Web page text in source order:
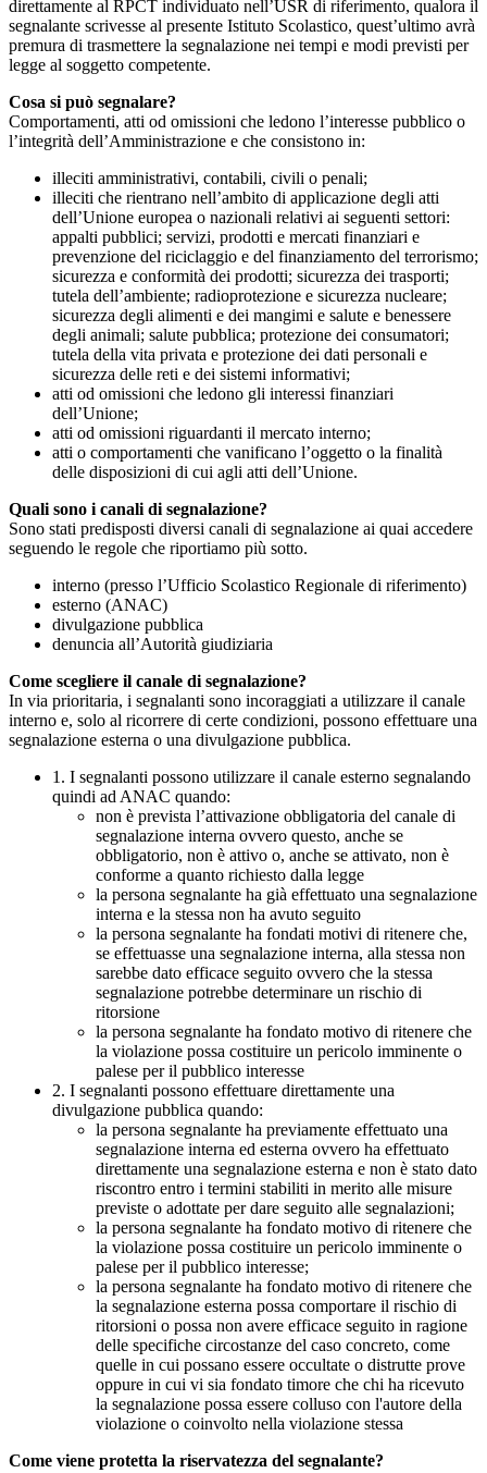
direttamente al RPCT individuato nell’USR di riferimento, qualora il
segnalante scrivesse al presente Istituto Scolastico, quest’ultimo avrà
premura di trasmettere la segnalazione nei tempi e modi previsti per
legge al soggetto competente.
Cosa si può segnalare?
Comportamenti, atti od omissioni che ledono l’interesse pubblico o
l’integrità dell’Amministrazione e che consistono in:
illeciti amministrativi, contabili, civili o penali;
illeciti che rientrano nell’ambito di applicazione degli atti
dell’Unione europea o nazionali relativi ai seguenti settori:
appalti pubblici; servizi, prodotti e mercati finanziari e
prevenzione del riciclaggio e del finanziamento del terrorismo;
sicurezza e conformità dei prodotti; sicurezza dei trasporti;
tutela dell’ambiente; radioprotezione e sicurezza nucleare;
sicurezza degli alimenti e dei mangimi e salute e benessere
degli animali; salute pubblica; protezione dei consumatori;
tutela della vita privata e protezione dei dati personali e
sicurezza delle reti e dei sistemi informativi;
atti od omissioni che ledono gli interessi finanziari
dell’Unione;
atti od omissioni riguardanti il mercato interno;
atti o comportamenti che vanificano l’oggetto o la finalità
delle disposizioni di cui agli atti dell’Unione.
Quali sono i canali di segnalazione?
Sono stati predisposti diversi canali di segnalazione ai quai accedere
seguendo le regole che riportiamo più sotto.
interno (presso l’Ufficio Scolastico Regionale di riferimento)
esterno (ANAC)
divulgazione pubblica
denuncia all’Autorità giudiziaria
Come scegliere il canale di segnalazione?
In via prioritaria, i segnalanti sono incoraggiati a utilizzare il canale
interno e, solo al ricorrere di certe condizioni, possono effettuare una
segnalazione esterna o una divulgazione pubblica.
1. I segnalanti possono utilizzare il canale esterno segnalando
quindi ad ANAC quando:
non è prevista l’attivazione obbligatoria del canale di
segnalazione interna ovvero questo, anche se
obbligatorio, non è attivo o, anche se attivato, non è
conforme a quanto richiesto dalla legge
la persona segnalante ha già effettuato una segnalazione
interna e la stessa non ha avuto seguito
la persona segnalante ha fondati motivi di ritenere che,
se effettuasse una segnalazione interna, alla stessa non
sarebbe dato efficace seguito ovvero che la stessa
segnalazione potrebbe determinare un rischio di
ritorsione
la persona segnalante ha fondato motivo di ritenere che
la violazione possa costituire un pericolo imminente o
palese per il pubblico interesse
2. I segnalanti possono effettuare direttamente una
divulgazione pubblica quando:
la persona segnalante ha previamente effettuato una
segnalazione interna ed esterna ovvero ha effettuato
direttamente una segnalazione esterna e non è stato dato
riscontro entro i termini stabiliti in merito alle misure
previste o adottate per dare seguito alle segnalazioni;
la persona segnalante ha fondato motivo di ritenere che
la violazione possa costituire un pericolo imminente o
palese per il pubblico interesse;
la persona segnalante ha fondato motivo di ritenere che
la segnalazione esterna possa comportare il rischio di
ritorsioni o possa non avere efficace seguito in ragione
delle specifiche circostanze del caso concreto, come
quelle in cui possano essere occultate o distrutte prove
oppure in cui vi sia fondato timore che chi ha ricevuto
la segnalazione possa essere colluso con l'autore della
violazione o coinvolto nella violazione stessa
Come viene protetta la riservatezza del segnalante?